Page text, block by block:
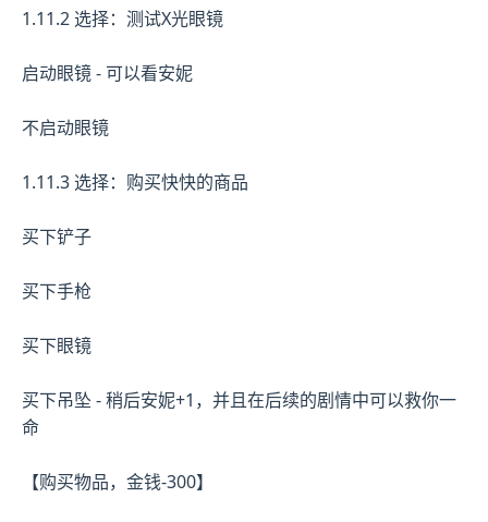
1.11.2 选择：测试X光眼镜
启动眼镜 - 可以看安妮
不启动眼镜
1.11.3 选择：购买快快的商品
买下铲子
买下手枪
买下眼镜
买下吊坠 - 稍后安妮+1，并且在后续的剧情中可以救你一
命
【购买物品，金钱-300】